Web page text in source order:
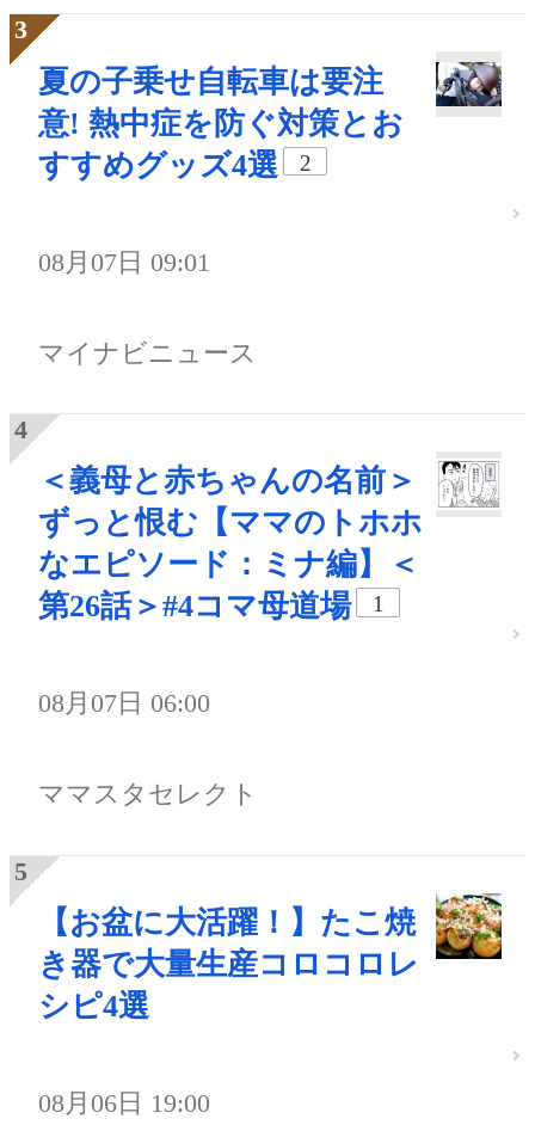
夏の子乗せ自転車は要注
意! 熱中症を防ぐ対策とお
すすめグッズ4選
2
08月07日 09:01
マイナビニュース
＜義母と赤ちゃんの名前＞
ずっと恨む【ママのトホホ
なエピソード：ミナ編】＜
第26話＞#4コマ母道場
1
08月07日 06:00
ママスタセレクト
【お盆に大活躍！】たこ焼
き器で大量生産コロコロレ
シピ4選
08月06日 19:00